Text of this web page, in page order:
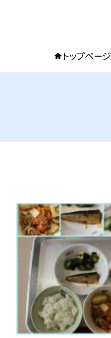
トップページ